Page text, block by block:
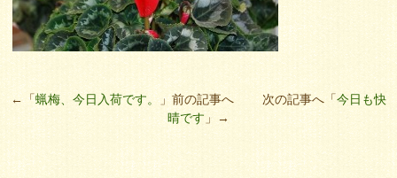
←「蝋梅、今日入荷です。 」前の記事へ 次の記事へ「今日も快
晴です 」→